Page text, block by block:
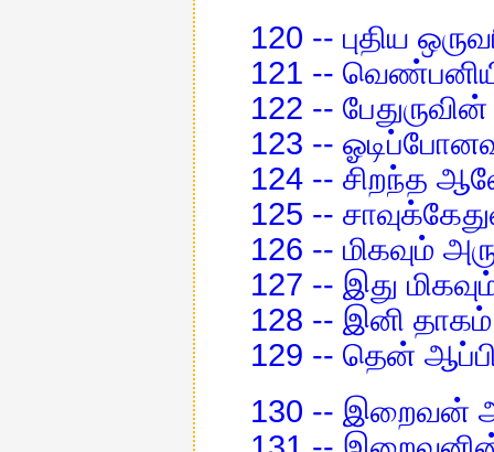
120 -- புதிய
121 --
122 --
123 --
124 -- சிறந்த
125 --
126 -- மிகவும்
127 -- இது
128 -- இனி
129 -- தென்
130 -- இறைவன்